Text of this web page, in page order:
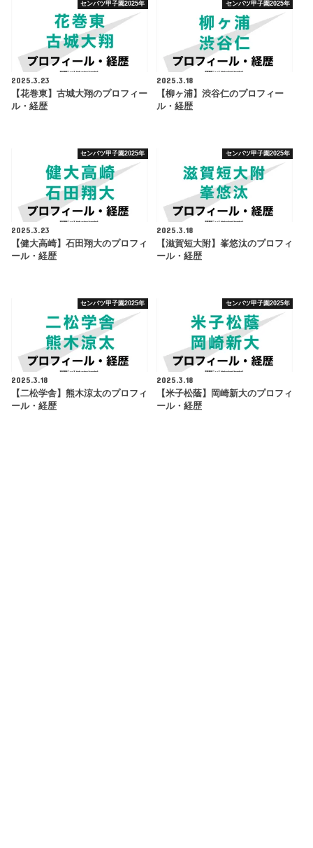
センバツ甲子園2025年
2025.3.23
【花巻東】古城大翔のプロフィー
ル・経歴
センバツ甲子園2025年
2025.3.18
【柳ヶ浦】渋谷仁のプロフィー
ル・経歴
センバツ甲子園2025年
2025.3.23
【健大高崎】石田翔大のプロフィ
ール・経歴
センバツ甲子園2025年
2025.3.18
【滋賀短大附】峯悠汰のプロフィ
ール・経歴
センバツ甲子園2025年
2025.3.18
【二松学舎】熊木涼太のプロフィ
ール・経歴
センバツ甲子園2025年
2025.3.18
【米子松蔭】岡崎新大のプロフィ
ール・経歴